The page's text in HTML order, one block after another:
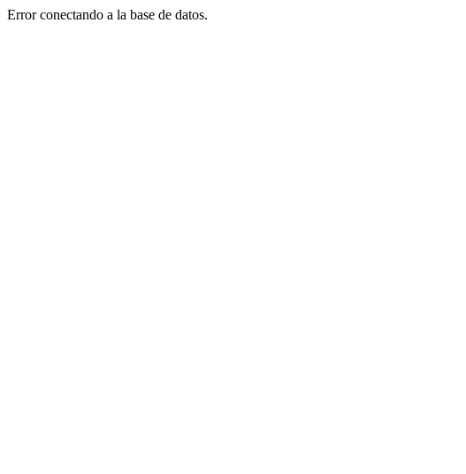
Error conectando a la base de datos.